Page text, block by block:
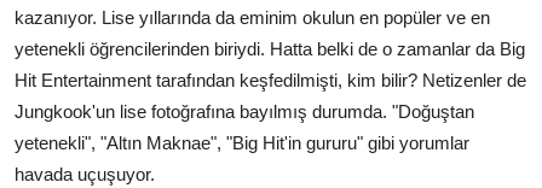
kazanıyor. Lise yıllarında da eminim okulun en popüler ve en
yetenekli öğrencilerinden biriydi. Hatta belki de o zamanlar da Big
Hit Entertainment tarafından keşfedilmişti, kim bilir? Netizenler de
Jungkook'un lise fotoğrafına bayılmış durumda. "Doğuştan
yetenekli", "Altın Maknae", "Big Hit'in gururu" gibi yorumlar
havada uçuşuyor.